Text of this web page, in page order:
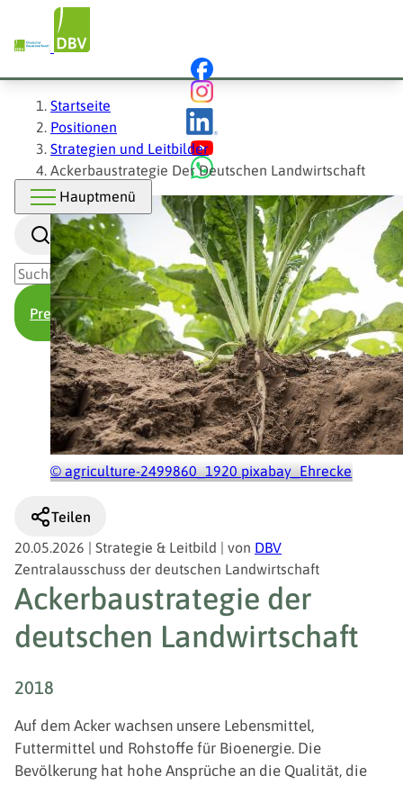
Inhalt
Hauptnavigation
Hauptmenü
Suche
Presse
Pfadnavigation
Startseite
Positionen
Strategien und Leitbilder
Ackerbaustrategie Der Deutschen Landwirtschaft
© agriculture-2499860_1920 pixabay_Ehrecke
Teilen
20.05.2026 | Strategie & Leitbild | von DBV
Zentralausschuss der deutschen Landwirtschaft
Ackerbaustrategie der
deutschen Landwirtschaft
2018
Auf dem Acker wachsen unsere Lebensmittel,
Futtermittel und Rohstoffe für Bioenergie. Die
Bevölkerung hat hohe Ansprüche an die Qualität, die